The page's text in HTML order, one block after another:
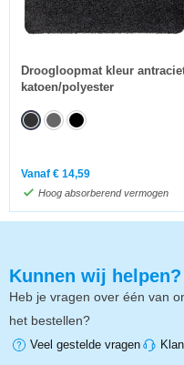
Droogloopmat kleur
katoen/polyester
Vanaf € 14,59
Hoog absorberend vermogen
Kunnen wij helpen?
Heb je vragen over één van
het bestellen?
Veel gestelde vragen